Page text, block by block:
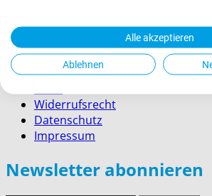
Rechtliches
Widerrufsrecht
Datenschutz
Impressum
Newsletter abonnieren
Alle akzeptieren
Ablehnen